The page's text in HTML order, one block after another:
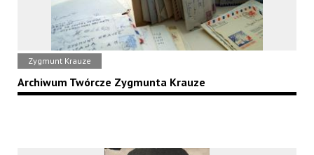
Zygmunt Krauze
Archiwum Twórcze Zygmunta Krauze